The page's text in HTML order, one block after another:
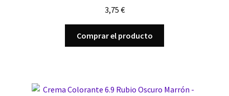
3,75 €
Comprar el producto